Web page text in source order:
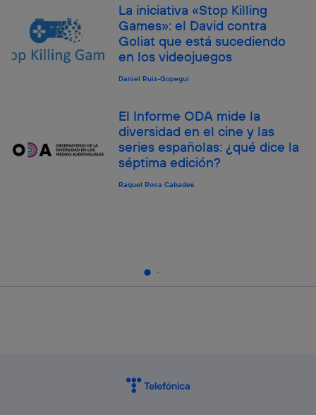
La iniciativa «Stop Killing
Games»: el David contra
Goliat que está sucediendo
en los videojuegos
Daniel Ruiz-Gopegui
El Informe ODA mide la
diversidad en el cine y las
series españolas: ¿qué dice la
séptima edición?
Raquel Roca Cabades